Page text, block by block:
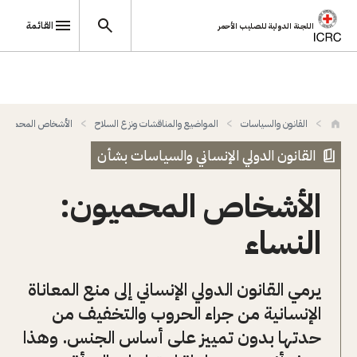
تجاوز إلى المحتوى الرئيسي
اللجنة الدولية للصليب الأحمر القائمة
القانون والسياسات المواضيع والمناقشات ونزع السلاح الأشخاص المحميون
القانون الدولي الإنساني والسياسات بشأن
الأشخاص المحميون:
النساء
يرمي القانون الدولي الإنساني إلى منع المعاناة
الإنسانية من جراء الحروب والتخفيف من
حدتها بدون تمييز على أساس الجنس. وهذا